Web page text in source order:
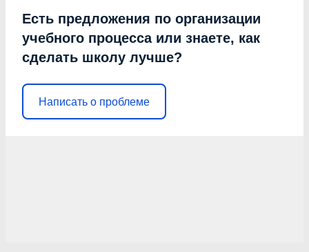
Есть предложения по организации
учебного процесса или знаете, как
сделать школу лучше?
Написать о проблеме